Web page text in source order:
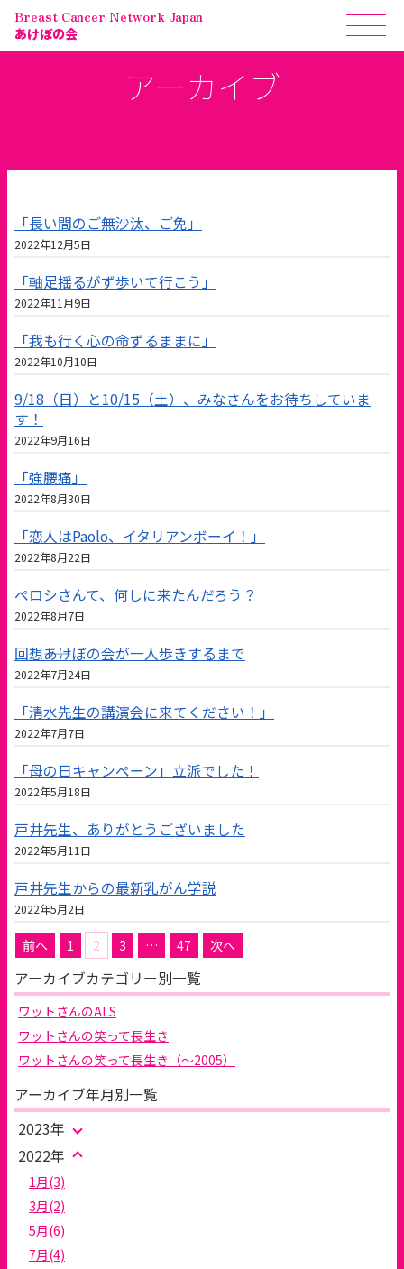
Breast Cancer Network Japan
あけぼの会
アーカイブ
「長い間のご無沙汰、ご免」
2022年12月5日
「軸足揺るがず歩いて行こう」
2022年11月9日
「我も行く心の命ずるままに」
2022年10月10日
9/18（日）と10/15（土）、みなさんをお待ちしていま
す！
2022年9月16日
「強腰痛」
2022年8月30日
「恋人はPaolo、イタリアンボーイ！」
2022年8月22日
ペロシさんて、何しに来たんだろう？
2022年8月7日
回想――あけぼの会が一人歩きするまで
2022年7月24日
「清水先生の講演会に来てください！」
2022年7月7日
「母の日キャンペーン」立派でした！
2022年5月18日
戸井先生、ありがとうございました
2022年5月11日
戸井先生からの最新乳がん学説
2022年5月2日
投
稿
の
ペ
ー
ジ
送
り
前へ 1 2 3 … 47 次へ
アーカイブカテゴリー別一覧
ワットさんのALS
ワットさんの笑って長生き
ワットさんの笑って長生き（～2005）
アーカイブ年月別一覧
2023年
2022年
1月(3)
3月(2)
5月(6)
7月(4)